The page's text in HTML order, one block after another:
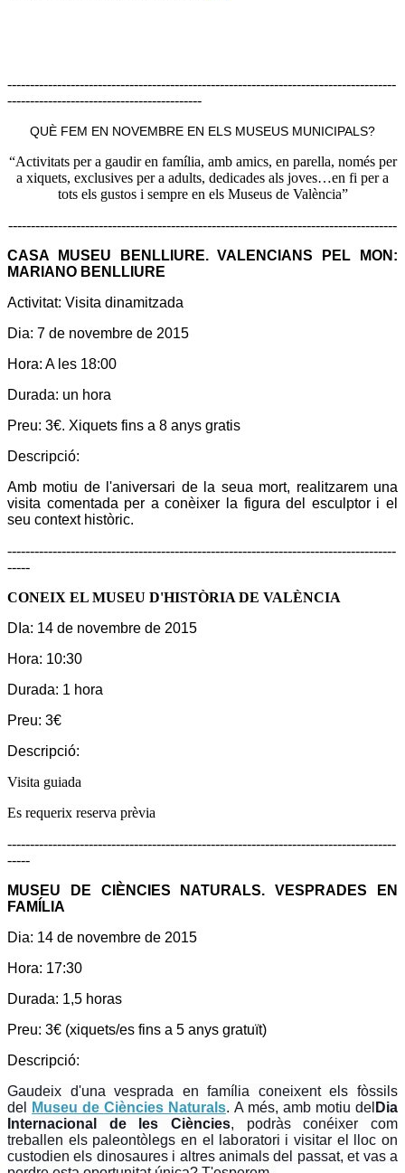
--------------------------------------------------------------------------------------
-------------------------------------------
QUÈ FEM EN NOVEMBRE EN ELS MUSEUS MUNICIPALS?
“Activitats per a gaudir en família, amb amics, en parella, només per
a xiquets, exclusives per a adults, dedicades als joves…en fi per a
tots els gustos i sempre en els Museus de València”
--------------------------------------------------------------------------------------
CASA MUSEU BENLLIURE. VALENCIANS PEL MON:
MARIANO BENLLIURE
Activitat: Visita dinamitzada
Dia: 7 de novembre de 2015
Hora: A les 18:00
Durada: un hora
Preu: 3€. Xiquets fins a 8 anys gratis
Descripció:
Amb motiu de l'aniversari de la seua mort, realitzarem una
visita comentada per a conèixer la figura del esculptor i el
seu context històric.
--------------------------------------------------------------------------------------
-----
CONEIX EL MUSEU D'HISTÒRIA DE VALÈNCIA
DIa: 14 de novembre de 2015
Hora: 10:30
Durada: 1 hora
Preu: 3€
Descripció:
Visita guiada
Es requerix reserva prèvia
--------------------------------------------------------------------------------------
-----
MUSEU DE CIÈNCIES NATURALS. VESPRADES EN
FAMÍLIA
Dia: 14 de novembre de 2015
Hora: 17:30
Durada: 1,5 horas
Preu: 3€ (xiquets/es fins a 5 anys gratuït)
Descripció:
Gaudeix d'una vesprada en família coneixent els fòssils
del
Museu de Ciències Naturals. A més, amb motiu del Dia
Internacional de les Ciències, podràs conéixer com
treballen els paleontòlegs en el laboratori i visitar el lloc on
custodien els dinosaures i altres animals del passat, et vas a